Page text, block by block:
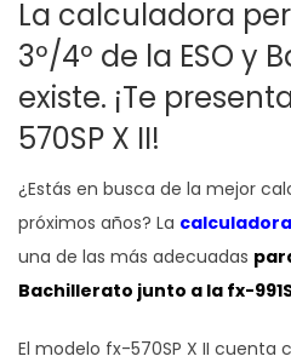
La calculadora
3º/4º de la ESO y
existe. ¡Te
570SP X II!
¿Estás en busca de la mejor
próximos años? La
una de las más adecuadas
Bachillerato junto a la fx-
El modelo fx-570SP X II cuenta